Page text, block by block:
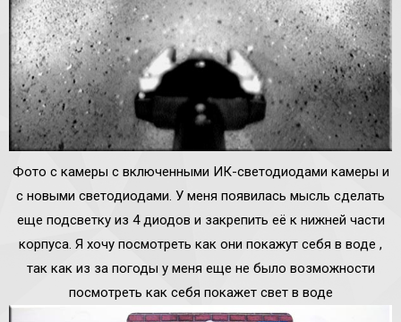
Фото с камеры с включенными ИК-светодиодами камеры и
с новыми светодиодами. У меня появилась мысль сделать
еще подсветку из 4 диодов и закрепить её к нижней части
корпуса. Я хочу посмотреть как они покажут себя в воде ,
так как из за погоды у меня еще не было возможности
посмотреть как себя покажет свет в воде